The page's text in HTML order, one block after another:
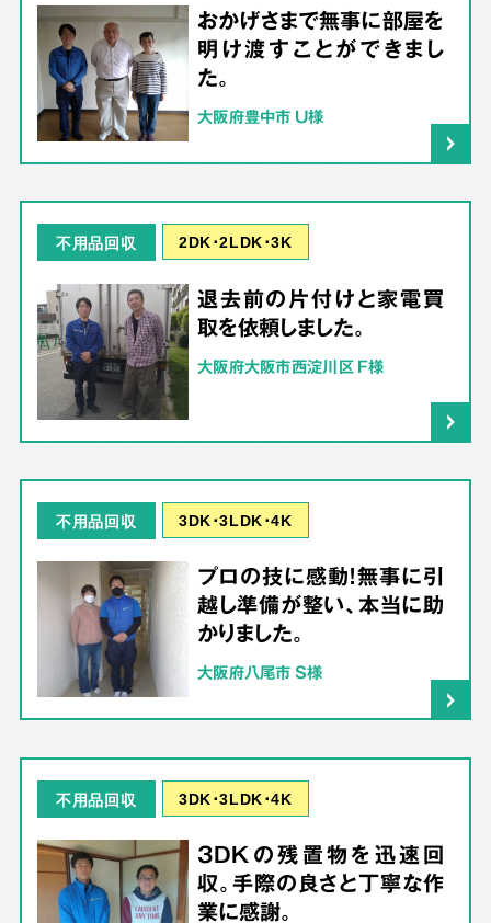
おかげさまで無事に部屋を
明け渡すことができまし
た。
大阪府豊中市 U様
不用品回収 2DK･2LDK･3K
退去前の片付けと家電買
取を依頼しました。
大阪府大阪市西淀川区 F様
不用品回収 3DK･3LDK･4K
プロの技に感動！無事に引
越し準備が整い、本当に助
かりました。
大阪府八尾市 S様
不用品回収 3DK･3LDK･4K
3DKの残置物を迅速回
収。手際の良さと丁寧な作
業に感謝。